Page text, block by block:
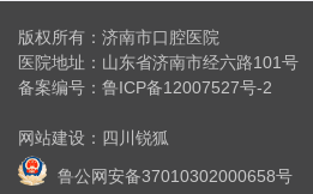
版权所有：济南市口腔医院
医院地址：山东省济南市经六路101号
备案编号： 鲁ICP备12007527号-2
网站建设 ： 四川锐狐
鲁公网安备37010302000658号